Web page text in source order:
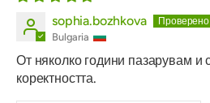
sophia.bozhkova
Bulgaria
От няколко години пазарувам и
коректността.